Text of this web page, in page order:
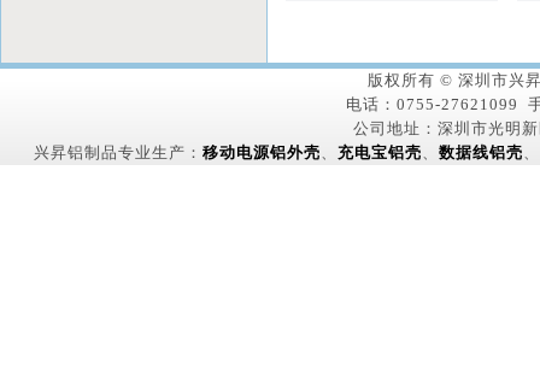
版权所有 © 深圳市兴
电话：0755-27621099
公司地址：深圳市光明
兴昇铝制品专业生产： 移动电源铝外壳、 充电宝铝壳、 数据线铝壳